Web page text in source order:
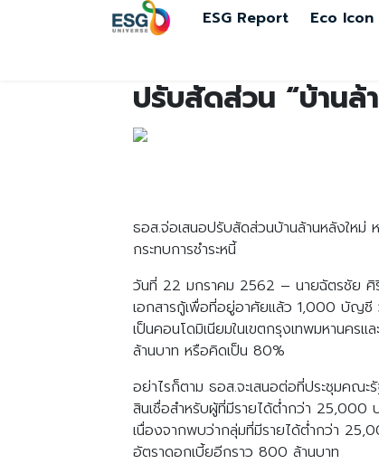
ESG Report Eco Icon
ปรับสัดส่วน “บ้านล้
ธอส.จ่อเสนอปรับสัดส่วนบ้านล้านหลังให
กระทบการชำระหนี้
วันที่ 22 มกราคม 2562 – นายฉัตรชัย ศิริ
เอกสารกู้เพื่อที่อยู่อาศัยแล้ว 1,000 บัญ
เป็นคอนโดมิเนียมในเขตกรุงเทพมหานค
ล้านบาท หรือคิดเป็น 80%
อย่าไรก็ตาม ธอส.จะเสนอต่อที่ประชุมคณ
สินเชื่อสำหรับผู้ที่มีรายได้ต่ำกว่า 25,000
เนื่องจากพบว่ากลุ่มที่มีรายได้ต่ำกว่า
อัตราดอกเบี้ยอีกราว 800 ล้านบาท